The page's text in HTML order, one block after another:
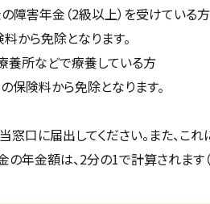
障害年金（2級以上）を受けている方
から免除となります。
養所などで療養している方
険料から免除となります。
当窓口に届出してください。また、こ
年金額は、2分の1で計算されます